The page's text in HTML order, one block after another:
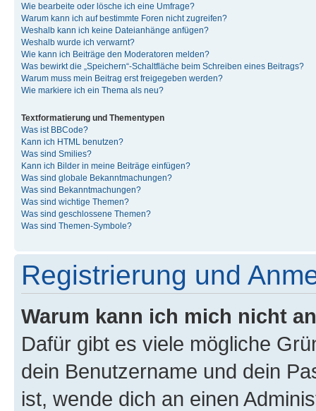
Wie bearbeite oder lösche ich eine Umfrage?
Warum kann ich auf bestimmte Foren nicht zugreifen?
Weshalb kann ich keine Dateianhänge anfügen?
Weshalb wurde ich verwarnt?
Wie kann ich Beiträge den Moderatoren melden?
Was bewirkt die „Speichern“-Schaltfläche beim Schreiben eines Beitrags?
Warum muss mein Beitrag erst freigegeben werden?
Wie markiere ich ein Thema als neu?
Textformatierung und Thementypen
Was ist BBCode?
Kann ich HTML benutzen?
Was sind Smilies?
Kann ich Bilder in meine Beiträge einfügen?
Was sind globale Bekanntmachungen?
Was sind Bekanntmachungen?
Was sind wichtige Themen?
Was sind geschlossene Themen?
Was sind Themen-Symbole?
Registrierung und
Warum kann ich mich nicht
Dafür gibt es viele mögliche
dein Benutzername und dein
ist, wende dich an einen